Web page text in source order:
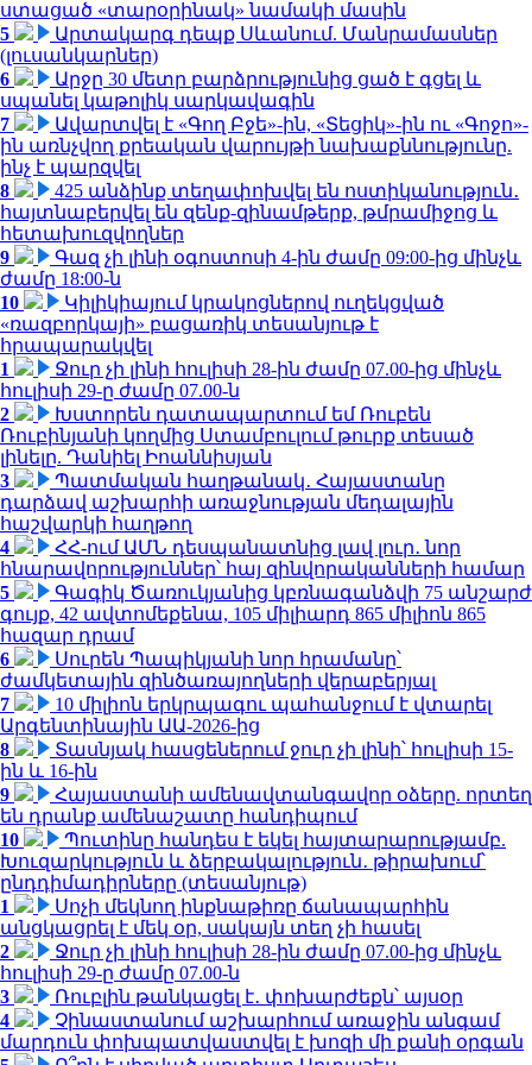
ստացած «տարօրինակ» նամակի մասին
5
Արտակարգ դեպք Սևանում. Մանրամասներ
(լուսանկարներ)
6
Արջը 30 մետր բարձրությունից ցած է գցել և
սպանել կաթոլիկ սարկավագին
7
Ավարտվել է «Գող Բջե»-ին, «Տեցիկ»-ին ու «Գոջո»-
ին առնչվող քրեական վարույթի նախաքննությունը.
ինչ է պարզվել
8
425 անձինք տեղափոխվել են ոստիկանություն․
հայտնաբերվել են զենք-զինամթերք, թմրամիջոց և
հետախուզվողներ
9
Գազ չի լինի օգոստոսի 4-ին ժամը 09:00-ից մինչև
ժամը 18:00-ն
10
Կիլիկիայում կրակոցներով ուղեկցված
«ռազբորկայի» բացառիկ տեսանյութ է
հրապարակվել
1
Ջուր չի լինի հուլիսի 28-ին ժամը 07.00-ից մինչև
հուլիսի 29-ը ժամը 07.00-ն
2
Խստորեն դատապարտում եմ Ռուբեն
Ռուբինյանի կողմից Ստամբուլում թուրք տեսած
լինելը. Դանիել Իոաննիսյան
3
Պատմական հաղթանակ․ Հայաստանը
դարձավ աշխարհի առաջնության մեդալային
հաշվարկի հաղթող
4
ՀՀ-ում ԱՄՆ դեսպանատնից լավ լուր․ նոր
հնարավորություններ՝ հայ զինվորականների համար
5
Գագիկ Ծառուկյանից կբռնագանձվի 75 անշարժ
գույք, 42 ավտոմեքենա, 105 միլիարդ 865 միլիոն 865
հազար դրամ
6
Սուրեն Պապիկյանի նոր հրամանը՝
ժամկետային զինծառայողների վերաբերյալ
7
10 միլիոն երկրպագու պահանջում է վտարել
Արգենտինային ԱԱ-2026-ից
8
Տասնյակ հասցեներում ջուր չի լինի՝ հուլիսի 15-
ին և 16-ին
9
Հայաստանի ամենավտանգավոր օձերը. որտեղ
են դրանք ամենաշատը հանդիպում
10
Պուտինը հանդես է եկել հայտարարությամբ.
Խուզարկություն և ձերբակալություն․ թիրախում՝
ընդդիմադիրները (տեսանյութ)
1
Սոչի մեկնող ինքնաթիռը ճանապարհին
անցկացրել է մեկ օր, սակայն տեղ չի հասել
2
Ջուր չի լինի հուլիսի 28-ին ժամը 07.00-ից մինչև
հուլիսի 29-ը ժամը 07.00-ն
3
Ռուբլին թանկացել է․ փոխարժեքն՝ այսօր
4
Չինաստանում աշխարհում առաջին անգամ
մարդուն փոխպատվաստվել է խոզի մի քանի օրգան